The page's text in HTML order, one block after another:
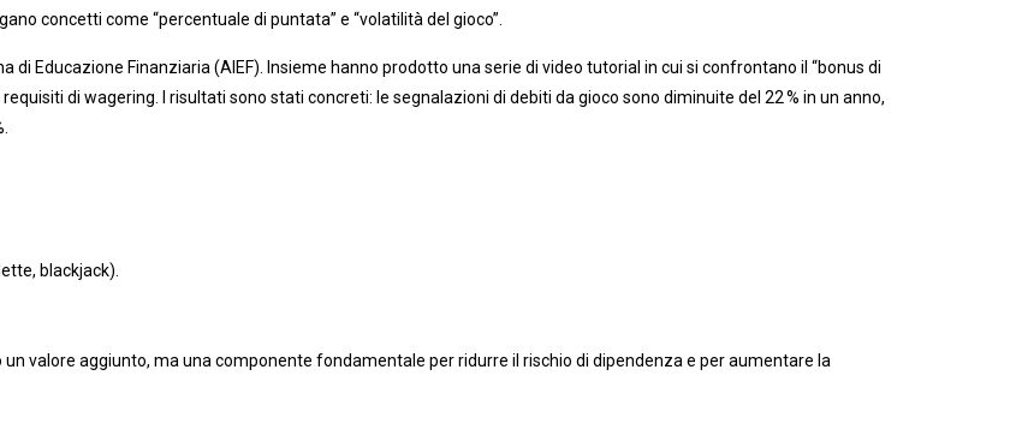
concetti come “percentuale di puntata” e “volatilità del gioco”.
di Educazione Finanziaria (AIEF). Insieme hanno prodotto una serie di video tutorial in cui si confrontano il “bonus di
di wagering. I risultati sono stati concreti: le segnalazioni di debiti da gioco sono diminuite del 22 % in un anno,
blackjack).
valore aggiunto, ma una componente fondamentale per ridurre il rischio di dipendenza e per aumentare la